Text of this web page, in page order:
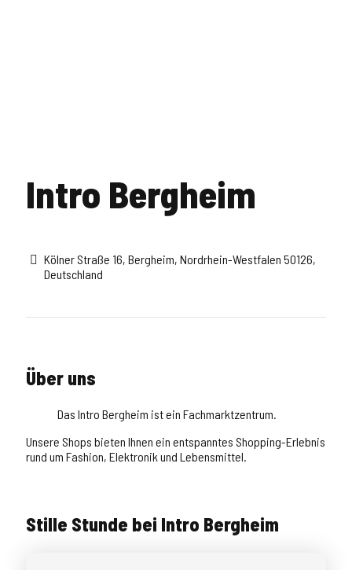
Intro Bergheim
Kölner Straße 16, Bergheim, Nordrhein-Westfalen 50126,
Deutschland
Über uns
Das Intro Bergheim ist ein Fachmarktzentrum.
Unsere Shops bieten Ihnen ein entspanntes Shopping-Erlebnis
rund um Fashion, Elektronik und Lebensmittel.
Stille Stunde bei Intro Bergheim